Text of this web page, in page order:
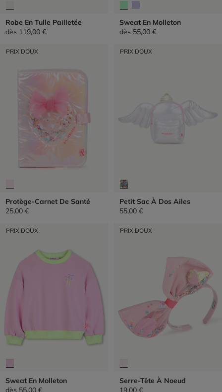
Robe En Tulle Pailletée
dès 119,00 €
Sweat En Molleton
dès 55,00 €
PRIX DOUX
Protège-Carnet De Santé
25,00 €
PRIX DOUX
Petit Sac À Dos Ailes
55,00 €
PRIX DOUX
Sweat En Molleton
dès 55,00 €
PRIX DOUX
Serre-Tête À Noeud
19,00 €